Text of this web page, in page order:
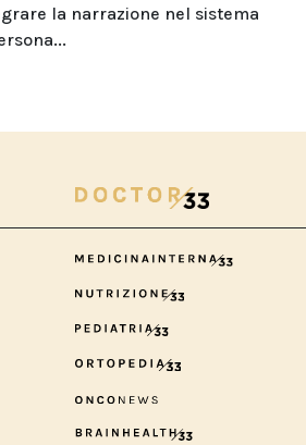
la narrazione nel sistema